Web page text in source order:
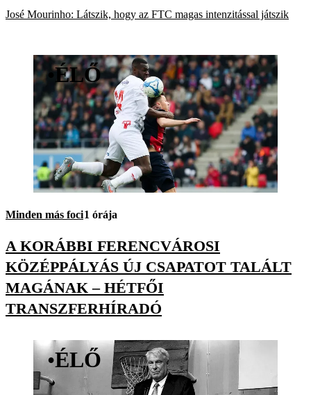
José Mourinho: Látszik, hogy az FTC magas intenzitással játszik
•ÉLŐ
Minden más foci1 órája
A KORÁBBI FERENCVÁROSI
KÖZÉPPÁLYÁS ÚJ CSAPATOT TALÁLT
MAGÁNAK – HÉTFŐI
TRANSZFERHÍRADÓ
•ÉLŐ